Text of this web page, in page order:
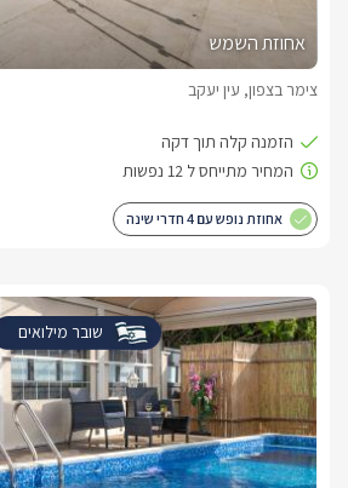
אחוזת השמש
צימר בצפון, עין יעקב
אחוזת נופש עם 4 חדרי שינה
שובר מילואים